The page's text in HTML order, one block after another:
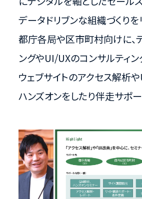
データドリブンな組織づくりを
都庁各局や区市町村向けに、
ングやUI/UXの​コンサルティン
ウェブサイトのアクセス解析
ハンズオンをしたり伴走サポー